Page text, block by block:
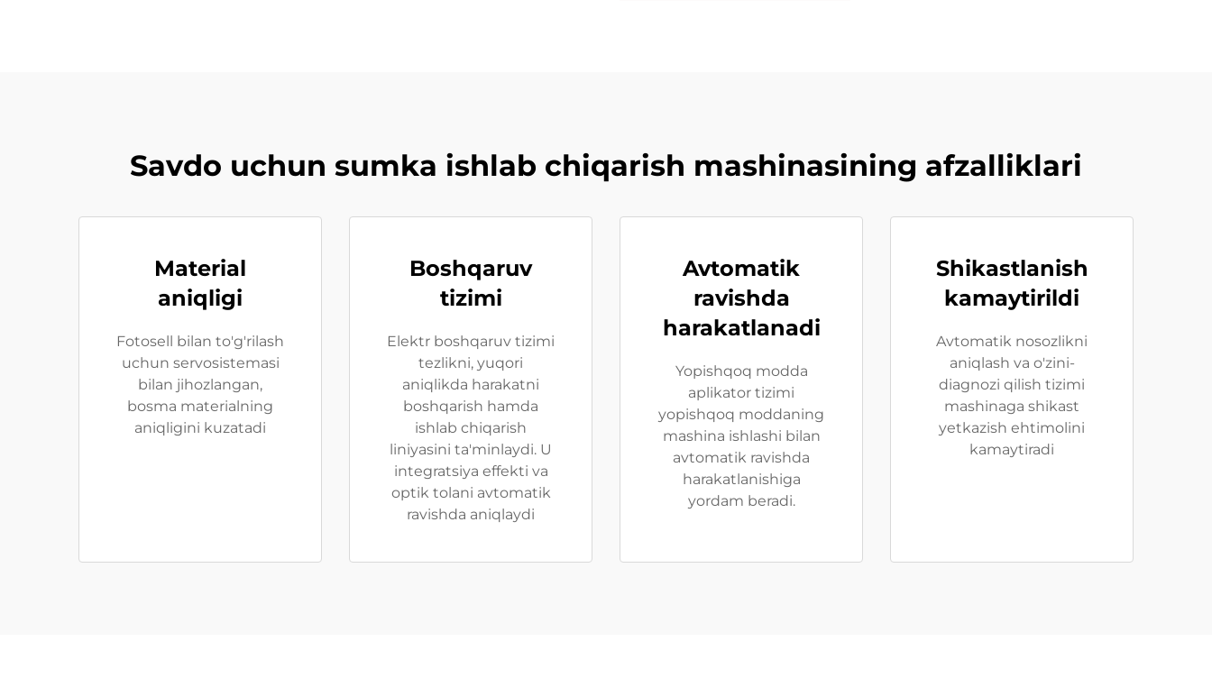
Savdo uchun sumka ishlab chiqarish mashinasining afzalliklari
Material
aniqligi
Fotosell bilan to'g'rilash
uchun servosistemasi
bilan jihozlangan,
bosma materialning
aniqligini kuzatadi
Boshqaruv
tizimi
Elektr boshqaruv tizimi
tezlikni, yuqori
aniqlikda harakatni
boshqarish hamda
ishlab chiqarish
liniyasini ta'minlaydi. U
integratsiya effekti va
optik tolani avtomatik
ravishda aniqlaydi
Avtomatik
ravishda
harakatlanadi
Yopishqoq modda
aplikator tizimi
yopishqoq moddaning
mashina ishlashi bilan
avtomatik ravishda
harakatlanishiga
yordam beradi.
Shikastlanish
kamaytirildi
Avtomatik nosozlikni
aniqlash va o'zini-
diagnozi qilish tizimi
mashinaga shikast
yetkazish ehtimolini
kamaytiradi